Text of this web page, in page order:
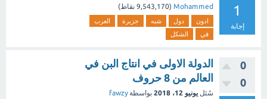
1
إجابة
Mohammed
(
9,543,170 نقاط)
ادون دول شبه جزيرة
العرب
في
الشكل
0
0
الدولة الاولى في انتاج البن في
العالم من 8 حروف
سُئل يونيو 12، 2018 بواسطةfawzy